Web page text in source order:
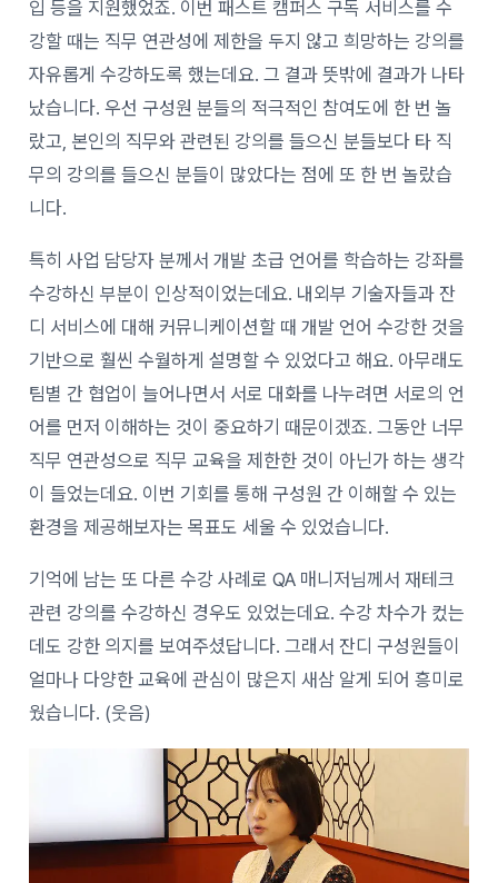
입 등을 지원했었죠. 이번 패스트 캠퍼스 구독 서비스를 수
강할 때는 직무 연관성에 제한을 두지 않고 희망하는 강의를
자유롭게 수강하도록 했는데요. 그 결과 뜻밖에 결과가 나타
났습니다. 우선 구성원 분들의 적극적인 참여도에 한 번 놀
랐고, 본인의 직무와 관련된 강의를 들으신 분들보다 타 직
무의 강의를 들으신 분들이 많았다는 점에 또 한 번 놀랐습
니다.
특히 사업 담당자 분께서 개발 초급 언어를 학습하는 강좌를
수강하신 부분이 인상적이었는데요. 내외부 기술자들과 잔
디 서비스에 대해 커뮤니케이션할 때 개발 언어 수강한 것을
기반으로 훨씬 수월하게 설명할 수 있었다고 해요. 아무래도
팀별 간 협업이 늘어나면서 서로 대화를 나누려면 서로의 언
어를 먼저 이해하는 것이 중요하기 때문이겠죠. 그동안 너무
직무 연관성으로 직무 교육을 제한한 것이 아닌가 하는 생각
이 들었는데요. 이번 기회를 통해 구성원 간 이해할 수 있는
환경을 제공해보자는 목표도 세울 수 있었습니다.
기억에 남는 또 다른 수강 사례로 QA 매니저님께서 재테크
관련 강의를 수강하신 경우도 있었는데요. 수강 차수가 컸는
데도 강한 의지를 보여주셨답니다. 그래서 잔디 구성원들이
얼마나 다양한 교육에 관심이 많은지 새삼 알게 되어 흥미로
웠습니다. (웃음)